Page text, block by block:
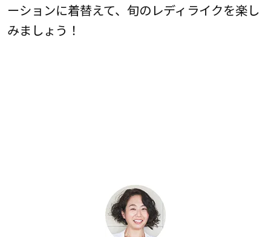
ーションに着替えて、旬のレディライクを楽し
みましょう！